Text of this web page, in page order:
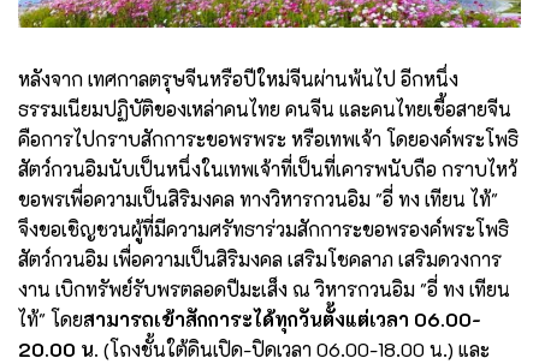
หลังจาก เทศกาลตรุษจีนหรือปีใหม่จีนผ่านพ้นไป อีกหนึ่ง
ธรรมเนียมปฏิบัติของเหล่าคนไทย คนจีน และคนไทยเชื้อสายจีน
คือการไปกราบสักการะขอพรพระ หรือเทพเจ้า โดยองค์พระโพธิ
สัตว์กวนอิมนับเป็นหนึ่งในเทพเจ้าที่เป็นที่เคารพนับถือ กราบไหว้
ขอพรเพื่อความเป็นสิริมงคล ทางวิหารกวนอิม "อี่ ทง เทียน ไท้"
จึงขอเชิญชวนผู้ที่มีความศรัทธาร่วมสักการะขอพรองค์พระโพธิ
สัตว์กวนอิม เพื่อความเป็นสิริมงคล เสริมโชคลาภ เสริมดวงการ
งาน เบิกทรัพย์รับพรตลอดปีมะเส็ง ณ วิหารกวนอิม "อี่ ทง เทียน
ไท้" โดยสามารถเข้าสักการะได้ทุกวันตั้งแต่เวลา 06.00-
20.00 น. (โถงชั้นใต้ดินเปิด-ปิดเวลา 06.00-18.00 น.) และ